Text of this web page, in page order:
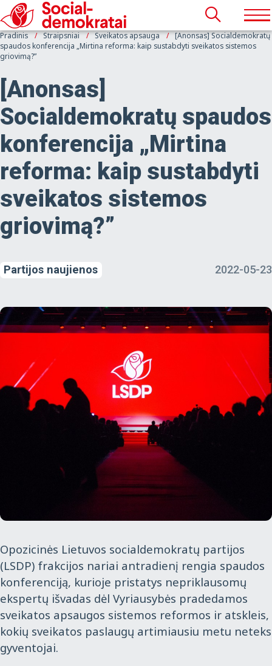
Pradinis Straipsniai Sveikatos apsauga
[Anonsas] Socialdemokratų
spaudos konferencija „Mirtina reforma: kaip sustabdyti sveikatos sistemos
griovimą?”
[Anonsas]
Socialdemokratų spaudos
konferencija „Mirtina
reforma: kaip sustabdyti
sveikatos sistemos
griovimą?”
Partijos naujienos 2022-05-23
Opozicinės Lietuvos socialdemokratų partijos
(LSDP) frakcijos nariai antradienį rengia spaudos
konferenciją, kurioje pristatys nepriklausomų
ekspertų išvadas dėl Vyriausybės pradedamos
sveikatos apsaugos sistemos reformos ir atskleis,
kokių sveikatos paslaugų artimiausiu metu neteks
gyventojai.